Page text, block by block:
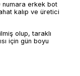
numara erkek bot
kalıp ve üretici
olup, taraklı
için gün boyu